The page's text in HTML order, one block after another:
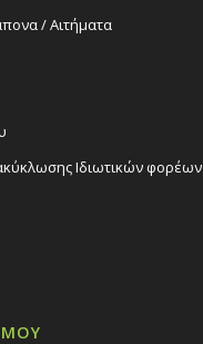
/ Αιτήματα
Ιδιωτικών φορέων